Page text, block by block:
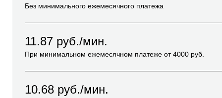
Без минимального ежемесячного платежа
11.87 руб./мин.
При минимальном ежемесячном платеже от4000 руб.
10.68 руб./мин.